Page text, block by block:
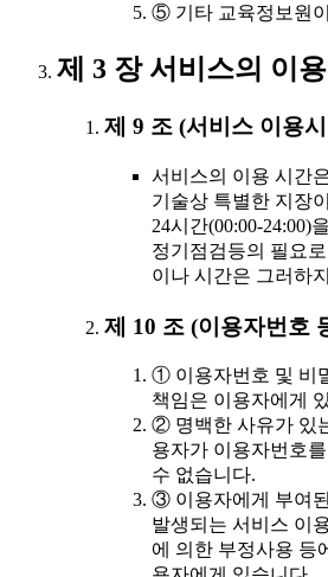
⑤ 기타 교육정보원
제 3 장 서비스의 이용
제 9 조 (서비스 이용
서비스의 이용 시간
기술상 특별한 지장
24시간(00:00-24:00)
정기점검등의 필요
이나 시간은 그러하
제 10 조 (이용자번호
① 이용자번호 및 비
책임은 이용자에게
② 명백한 사유가 있
용자가 이용자번호
수 없습니다.
③ 이용자에게 부여
발생되는 서비스 이
에 의한 부정사용 등